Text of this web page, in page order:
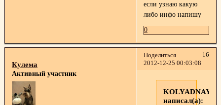
если узнаю какую
либо инфо напишу
0
Поделиться
16
2012-12-25 00:03:08
Кулема
Активный участник
KOLYADNAYA
написал(а):